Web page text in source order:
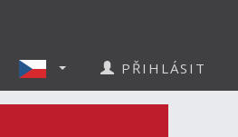
PŘIHLÁSIT